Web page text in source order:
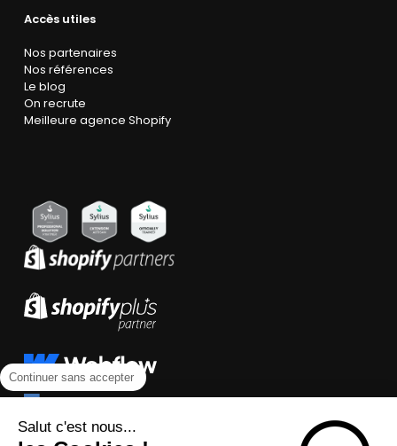
Accès utiles
Nos partenaires
Nos références
Le blog
On recrute
Meilleure agence Shopify
Continuer sans accepter
Salut c'est nous...